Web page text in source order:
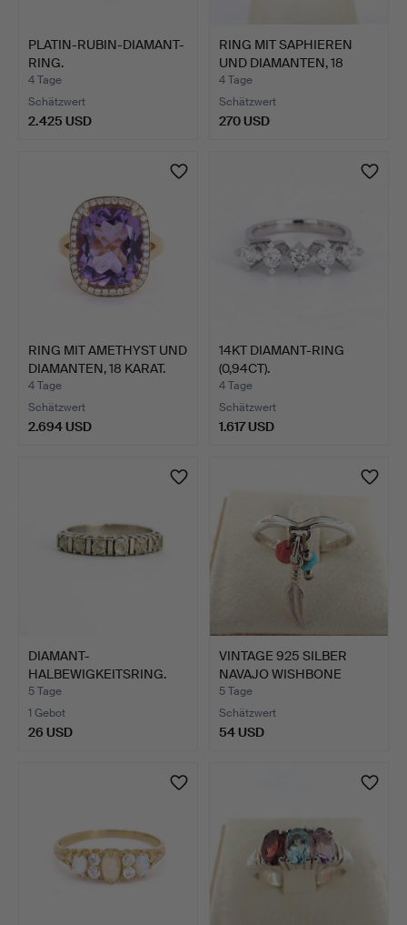
PLATIN-RUBIN-DIAMANT-
RING.
4 Tage
Schätzwert
2.425 USD
RING MIT SAPHIEREN
UND DIAMANTEN, 18
KARAT.
4 Tage
Schätzwert
270 USD
RING MIT AMETHYST UND
DIAMANTEN, 18 KARAT.
4 Tage
Schätzwert
2.694 USD
14KT DIAMANT-RING
(0,94CT).
4 Tage
Schätzwert
1.617 USD
DIAMANT-
HALBEWIGKEITSRING.
5 Tage
1 Gebot
26 USD
VINTAGE 925 SILBER
NAVAJO WISHBONE
FEDERRI…
5 Tage
Schätzwert
54 USD